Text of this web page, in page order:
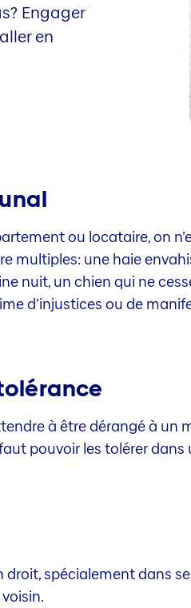
Engager
en
ou locataire, on
multiples: une haie
nuit, un chien qui ne
d’injustices ou de
à être dérangé à
pouvoir les tolérer
droit, spécialement dans